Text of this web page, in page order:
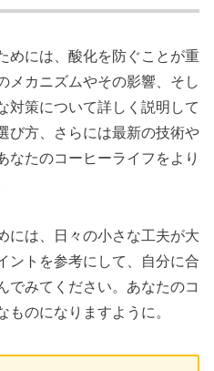
めには、酸化を防ぐことが重
メカニズムやその影響、そし
対策について詳しく説明して
び方、さらには最新の技術や
なたのコーヒーライフをより
には、日々の小さな工夫が大
ントを参考にして、自分に合
でみてください。あなたのコ
ものになりますように。